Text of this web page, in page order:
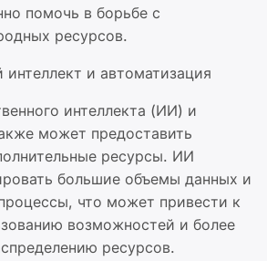
помочь в борьбе с
ресурсов.
и автоматизация
интеллекта (ИИ) и
может предоставить
ресурсы. ИИ
большие объемы данных и
что может привести к
возможностей и более
ресурсов.